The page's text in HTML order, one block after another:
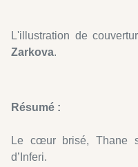
L'illustration de
Zarkova.
Résumé :
Le cœur brisé, Thane
d’Inferi.